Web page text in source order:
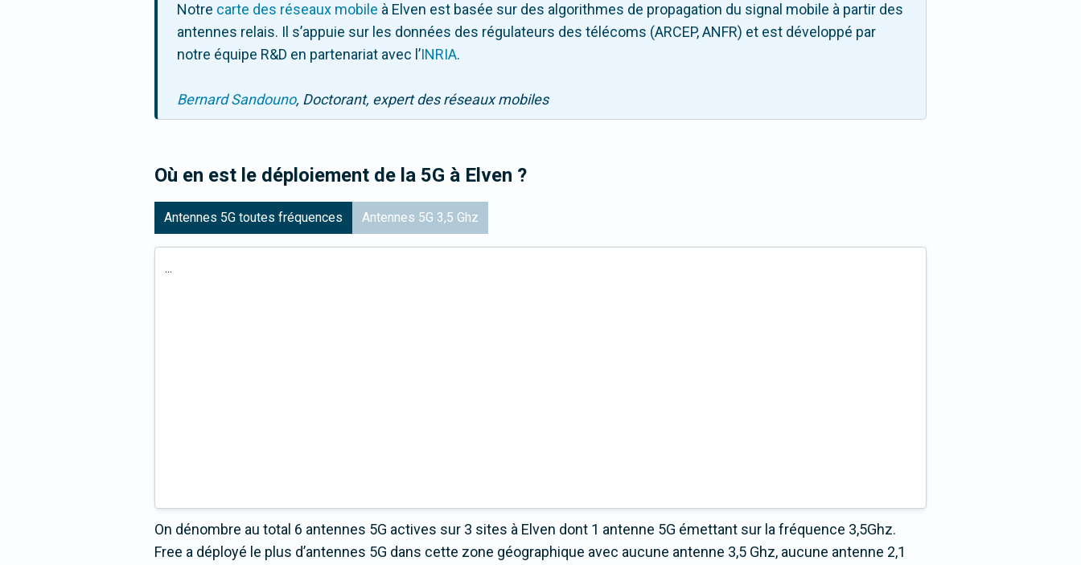
Notre carte des réseaux mobile à Elven est basée sur des algorithmes de propagation du signal mobile à partir des
antennes relais. Il s’appuie sur les données des régulateurs des télécoms (ARCEP, ANFR) et est développé par
notre équipe R&D en partenariat avec l ’INRIA.
Bernard Sandouno, Doctorant, expert des réseaux mobiles
Où en est le déploiement de la 5G à Elven ?
Antennes 5G toutes fréquences Antennes 5G 3,5 Ghz
...
On dénombre au total 6 antennes 5G actives sur 3 sites à Elven dont 1 antenne 5G émettant sur la fréquence 3,5Ghz.
Free a déployé le plus d’antennes 5G dans cette zone géographique avec aucune antenne 3,5 Ghz, aucune antenne 2,1